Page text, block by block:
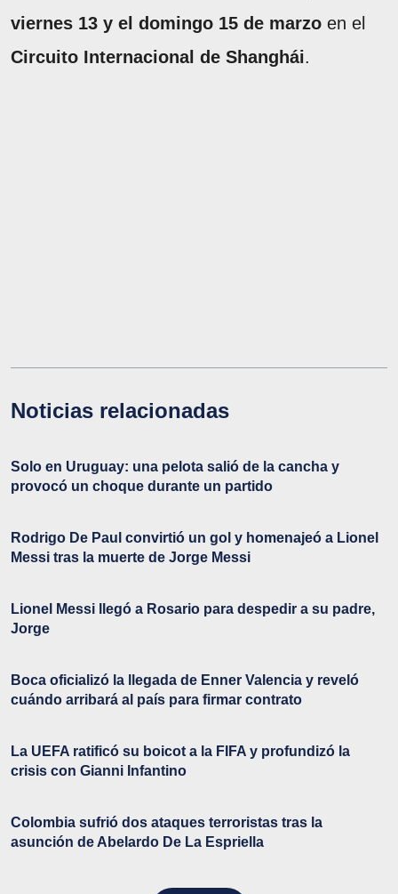
viernes 13 y el domingo 15 de marzo en el
Circuito Internacional de Shanghái.
Noticias relacionadas
Solo en Uruguay: una pelota salió de la cancha y
provocó un choque durante un partido
Rodrigo De Paul convirtió un gol y homenajeó a Lionel
Messi tras la muerte de Jorge Messi
Lionel Messi llegó a Rosario para despedir a su padre,
Jorge
Boca oficializó la llegada de Enner Valencia y reveló
cuándo arribará al país para firmar contrato
La UEFA ratificó su boicot a la FIFA y profundizó la
crisis con Gianni Infantino
Colombia sufrió dos ataques terroristas tras la
asunción de Abelardo De La Espriella